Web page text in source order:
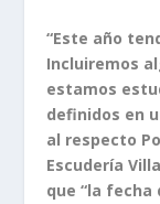
“Este año
Incluiremos
estamos
definidos en
al respecto
Escudería
que “la fecha